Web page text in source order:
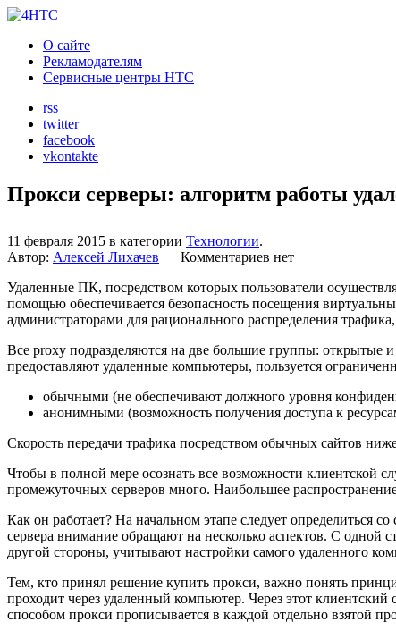
О сайте
Рекламодателям
Сервисные центры HTC
rss
twitter
facebook
vkontakte
Прокси серверы: алгоритм работы
11 февраля 2015 в категории Технологии.
Автор: Алексей Лихачев
Комментариев нет
Удаленные ПК, посредством которых пользователи
помощью обеспечивается безопасность посещения
администраторами для рационального распределения
Все proxy подразделяются на две большие группы:
предоставляют удаленные компьютеры, пользуется
обычными (не обеспечивают должного уровня
анонимными (возможность получения доступа к
Скорость передачи трафика посредством обычных сайтов
Чтобы в полной мере осознать все возможности клиентской
промежуточных серверов много. Наибольшее
Как он работает? На начальном этапе следует определиться
сервера внимание обращают на несколько аспектов. С
другой стороны, учитывают настройки самого удаленного
Тем, кто принял решение купить прокси, важно понять
проходит через удаленный компьютер. Через этот
способом прокси прописывается в каждой отдельно взятой